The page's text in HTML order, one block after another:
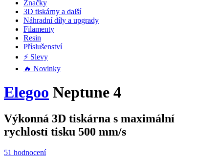
Značky
3D tiskárny a další
Náhradní díly a upgrady
Filamenty
Resin
Příslušenství
⚡ Slevy
🔥 Novinky
Elegoo Neptune 4
Výkonná 3D tiskárna s maximální
rychlostí tisku 500 mm/s
51 hodnocení